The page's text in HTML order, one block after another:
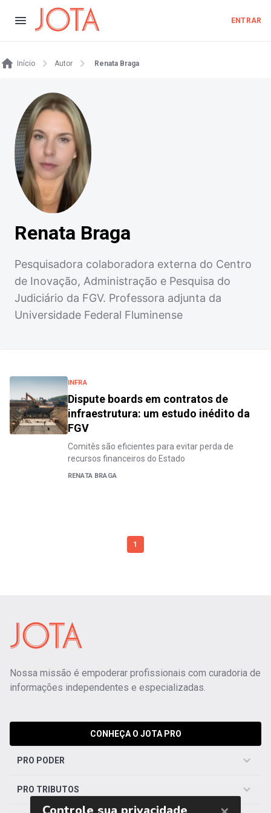
ENTRAR
Início Autor Renata Braga
Renata Braga
Pesquisadora colaboradora externa do Centro
de Inovação, Administração e Pesquisa do
Judiciário da FGV. Professora adjunta da
Universidade Federal Fluminense
INFRA
Dispute boards em contratos de
infraestrutura: um estudo inédito da
FGV
Comitês são eficientes para evitar perda de
recursos financeiros do Estado
RENATA BRAGA
1
Nossa missão é empoderar profissionais com curadoria de
informações independentes e especializadas.
CONHEÇA O JOTA PRO
PRO PODER
PRO TRIBUTOS